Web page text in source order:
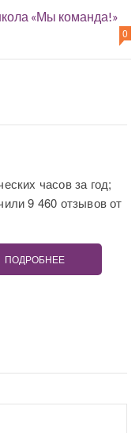
«Мы команда!»
0
часов за год;
9 460 отзывов от
ПОДРОБНЕЕ